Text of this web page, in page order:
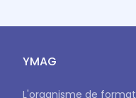
YMAG
L'organisme de